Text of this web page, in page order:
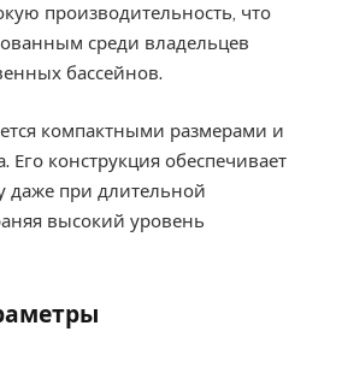
производительность, что
среди владельцев
бассейнов.
компактными размерами и
Его конструкция обеспечивает
даже при длительной
высокий уровень